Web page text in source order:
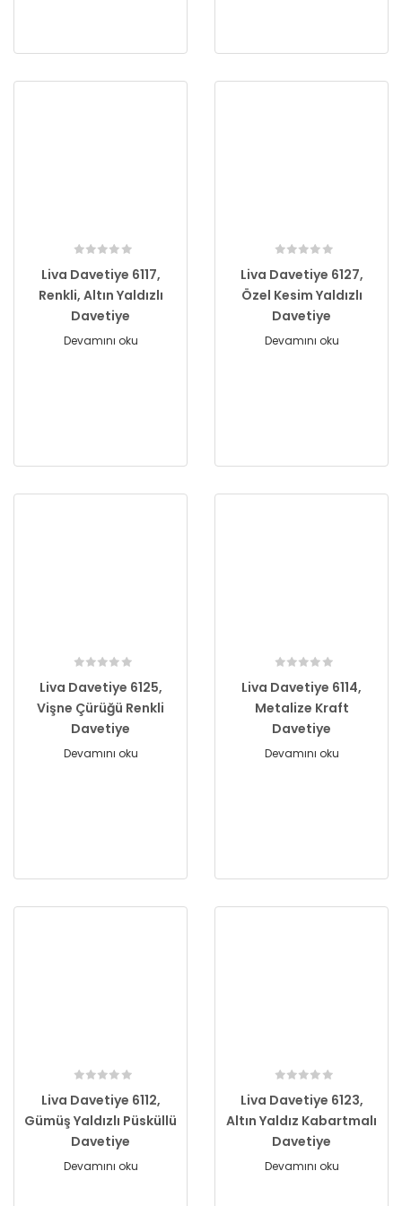
Liva Davetiye 6117,
Renkli, Altın Yaldızlı
Davetiye
Devamını oku
Liva Davetiye 6127,
Özel Kesim Yaldızlı
Davetiye
Devamını oku
Liva Davetiye 6125,
Vişne Çürüğü Renkli
Davetiye
Devamını oku
Liva Davetiye 6114,
Metalize Kraft
Davetiye
Devamını oku
Liva Davetiye 6112,
Gümüş Yaldızlı Püsküllü
Davetiye
Devamını oku
Liva Davetiye 6123,
Altın Yaldız Kabartmalı
Davetiye
Devamını oku